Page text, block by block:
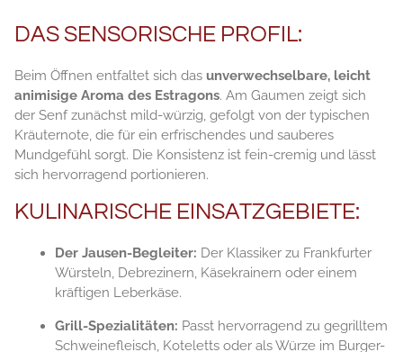
DAS SENSORISCHE PROFIL:
Beim Öffnen entfaltet sich das unverwechselbare, leicht
animisige Aroma des Estragons. Am Gaumen zeigt sich
der Senf zunächst mild-würzig, gefolgt von der typischen
Kräuternote, die für ein erfrischendes und sauberes
Mundgefühl sorgt. Die Konsistenz ist fein-cremig und lässt
sich hervorragend portionieren.
KULINARISCHE EINSATZGEBIETE:
Der Jausen-Begleiter: Der Klassiker zu Frankfurter
Würsteln, Debrezinern, Käsekrainern oder einem
kräftigen Leberkäse.
Grill-Spezialitäten: Passt hervorragend zu gegrilltem
Schweinefleisch, Koteletts oder als Würze im Burger-